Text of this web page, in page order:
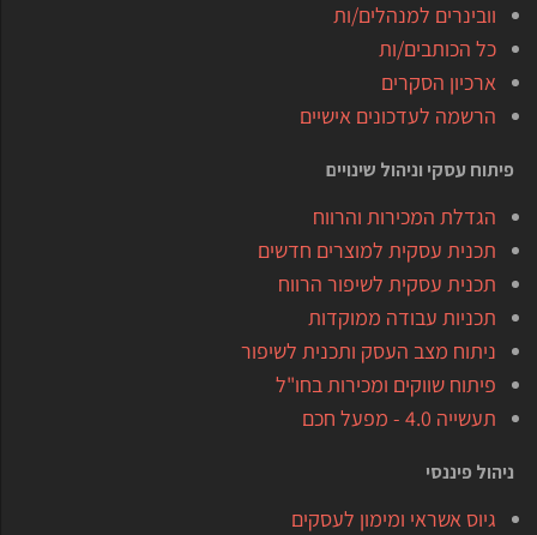
וובינרים למנהלים/ות
כל הכותבים/ות
ארכיון הסקרים
הרשמה לעדכונים אישיים
פיתוח עסקי וניהול שינויים
הגדלת המכירות והרווח
תכנית עסקית למוצרים חדשים
תכנית עסקית לשיפור הרווח
תכניות עבודה ממוקדות
ניתוח מצב העסק ותכנית לשיפור
פיתוח שווקים ומכירות בחו"ל
תעשייה 4.0 - מפעל חכם
ניהול פיננסי
גיוס אשראי ומימון לעסקים